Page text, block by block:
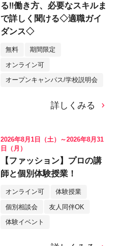
る‼働き方、必要なスキルま
で詳しく聞ける◇適職ガイ
ダンス◇
無料 期間限定
オンライン可
オープンキャンパス/学校説明会
詳しくみる
2026年8月1日（土）～2026年8月31
日（月）
【ファッション】プロの講
師と個別体験授業！
オンライン可 体験授業
個別相談会 友人同伴OK
体験イベント